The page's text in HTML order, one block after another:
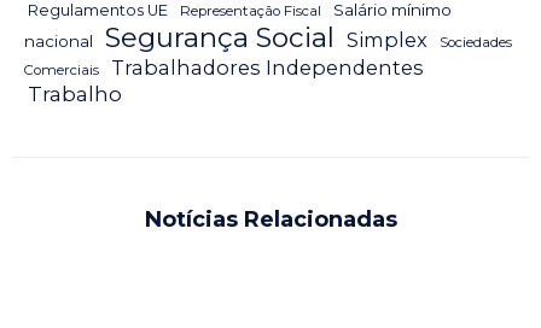
Regulamentos UE Representação Fiscal
Salário mínimo
nacional
Segurança Social Simplex
Sociedades
Comerciais
Trabalhadores Independentes
Trabalho
Notícias Relacionadas